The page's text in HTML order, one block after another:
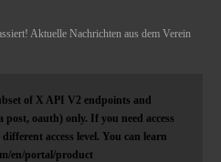
Aktuelle Nachrichten aus dem Verein
of X API V2 endpoints and
oauth) only. If you need access
access level. You can learn
en/portal/product